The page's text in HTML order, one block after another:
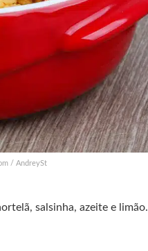
/ AndreySt
salsinha, azeite e limão.